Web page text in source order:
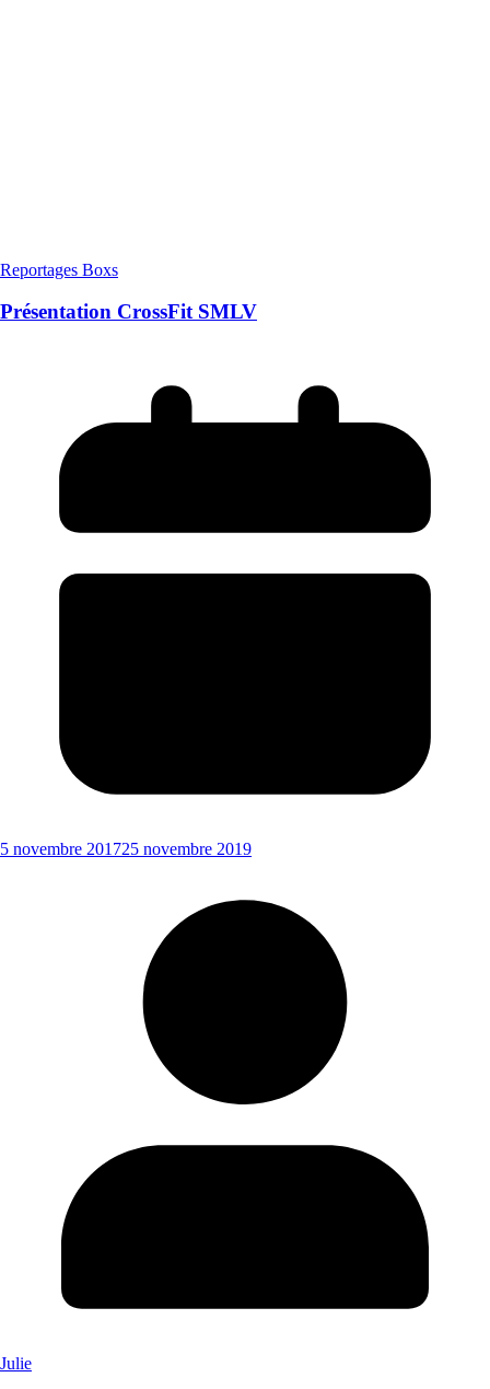
Reportages Boxs
Présentation CrossFit SMLV
5 novembre 201725 novembre 2019
Julie